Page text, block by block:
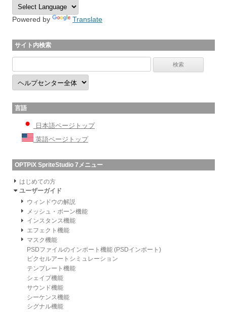
Powered by Translate
サイト内検索
言語
日本語ページトップ
英語ページトップ
OPTPiX SpriteStudio 7メニュー
はじめての方
ユーザーガイド
ウィンドウの解説
メッシュ・ボーン機能
インスタンス機能
エフェクト機能
マスク機能
PSDファイルのインポート機能 (PSDインポート)
ピクセルアートシミュレーション
テンプレート機能
シェイプ機能
サウンド機能
シーケンス機能
シグナル機能